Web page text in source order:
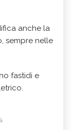
anche la
sempre nelle
fastidi e